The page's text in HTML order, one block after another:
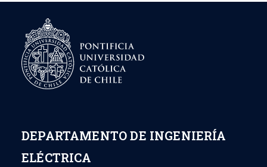
DEPARTAMENTO DE INGENIERÍA
ELÉCTRICA